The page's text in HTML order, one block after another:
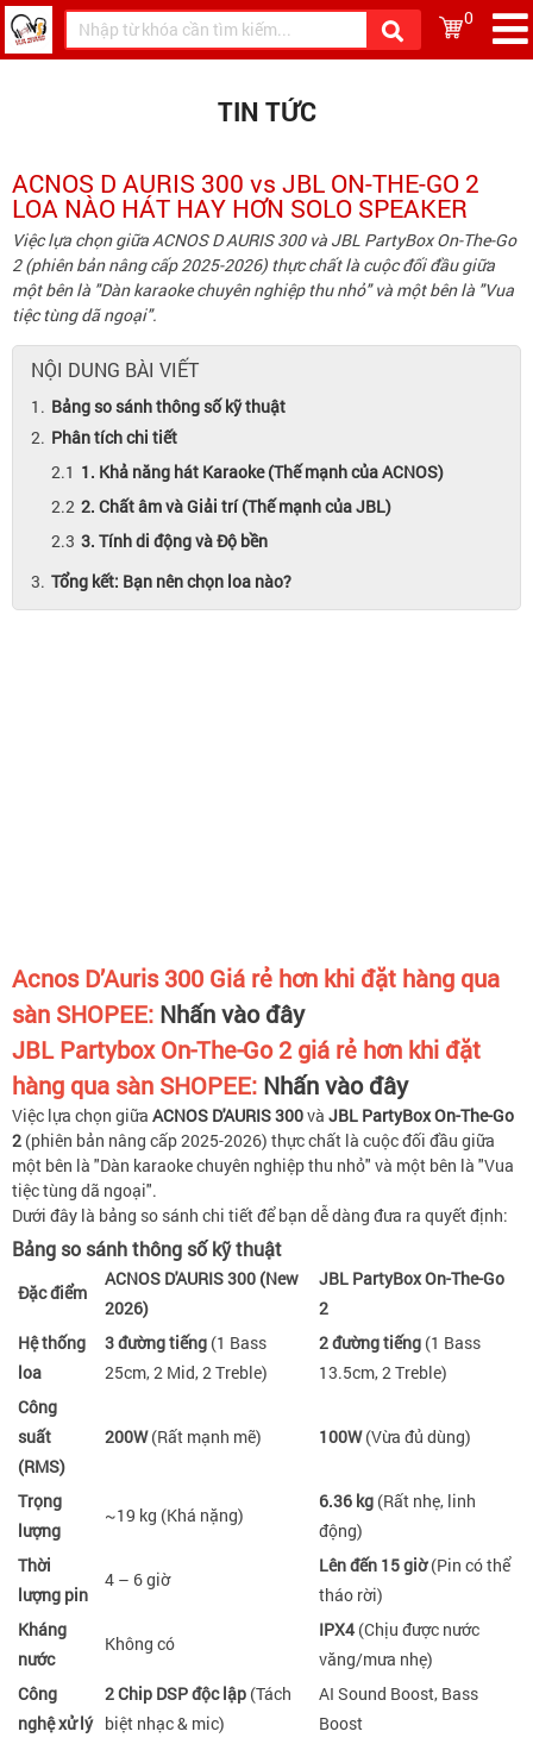
0
TIN TỨC
ACNOS D AURIS 300 vs JBL ON-THE-GO 2
LOA NÀO HÁT HAY HƠN SOLO SPEAKER
Việc lựa chọn giữa ACNOS D AURIS 300 và JBL PartyBox On-The-Go
2 (phiên bản nâng cấp 2025-2026) thực chất là cuộc đối đầu giữa
một bên là "Dàn karaoke chuyên nghiệp thu nhỏ" và một bên là "Vua
tiệc tùng dã ngoại".
NỘI DUNG BÀI VIẾT
Bảng so sánh thông số kỹ thuật
Phân tích chi tiết
1. Khả năng hát Karaoke (Thế mạnh của ACNOS)
2. Chất âm và Giải trí (Thế mạnh của JBL)
3. Tính di động và Độ bền
Tổng kết: Bạn nên chọn loa nào?
Acnos D’Auris 300 Giá rẻ hơn khi đặt hàng qua
sàn SHOPEE: Nhấn vào đây
JBL Partybox On-The-Go 2 giá rẻ hơn khi đặt
hàng qua sàn SHOPEE: Nhấn vào đây
Việc lựa chọn giữa ACNOS D'AURIS 300và JBL PartyBox On-The-Go
2 (phiên bản nâng cấp 2025-2026) thực chất là cuộc đối đầu giữa
một bên là "Dàn karaoke chuyên nghiệp thu nhỏ" và một bên là "Vua
tiệc tùng dã ngoại".
Dưới đây là bảng so sánh chi tiết để bạn dễ dàng đưa ra quyết định:
Bảng so sánh thông số kỹ thuật
Đặc điểm
ACNOS D'AURIS 300 (New
2026)
JBL PartyBox On-The-Go
2
Hệ thống
loa
3 đường tiếng (1 Bass
25cm, 2 Mid, 2 Treble)
2 đường tiếng (1 Bass
13.5cm, 2 Treble)
Công
suất
(RMS)
200W(Rất mạnh mẽ) 100W(Vừa đủ dùng)
Trọng
lượng
~19 kg (Khá nặng)
6.36 kg (Rất nhẹ, linh
động)
Thời
lượng pin
4 – 6 giờ
Lên đến 15 giờ(Pin có thể
tháo rời)
Kháng
nước
Không có
IPX4(Chịu được nước
văng/mưa nhẹ)
Công
nghệ xử lý
2 Chip DSP độc lập (Tách
biệt nhạc & mic)
AI Sound Boost, Bass
Boost